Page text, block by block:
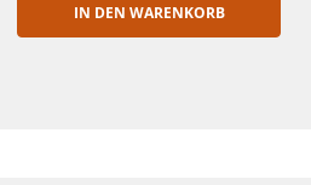
IN DEN WARENKORB